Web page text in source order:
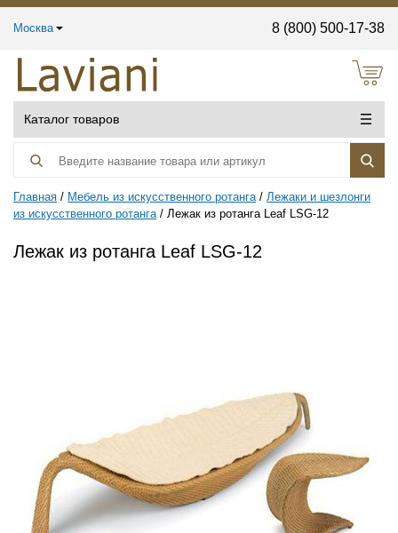
Москва 8 (800) 500-17-38
Каталог товаров
Главная Мебель из искусственного ротанга
Лежаки и шезлонги
из искусственного ротанга
Лежак из ротанга Leaf LSG-12
Лежак из ротанга Leaf LSG-12